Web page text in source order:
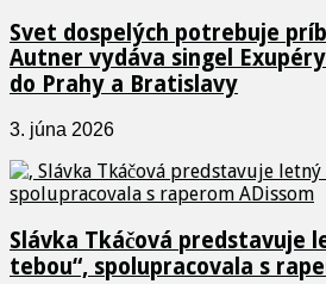
Svet dospelých potrebuje
Autner vydáva singel
do Prahy a Bratislavy
3. júna 2026
Slávka Tkáčová predstavuje
tebou“, spolupracovala s